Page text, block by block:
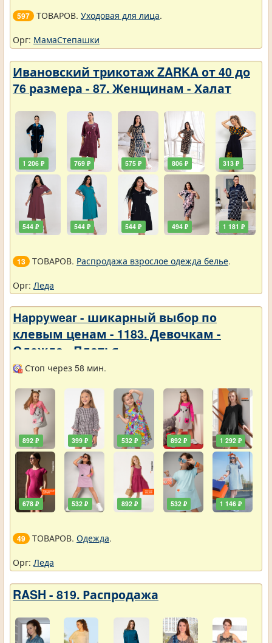
597 ТОВАРОВ. Уходовая для лица.
Орг: МамаСтепашки
Ивановский трикотаж ZARKA от 40 до
76 размера - 87. Женщинам - Халат
1 206 ₽
544 ₽
769 ₽
544 ₽
575 ₽
544 ₽
806 ₽
494 ₽
313 ₽
1 181 ₽
13 ТОВАРОВ. Распродажа взрослое одежда белье.
Орг: Леда
Нappywear - шикарный выбор по
клевым ценам - 1183. Девочкам -
Одежда - Платья
Стоп через 58 мин.
892 ₽
678 ₽
399 ₽
532 ₽
532 ₽
892 ₽
892 ₽
532 ₽
1 292 ₽
1 146 ₽
49 ТОВАРОВ. Одежда.
Орг: Леда
RASH - 819. Распродажа